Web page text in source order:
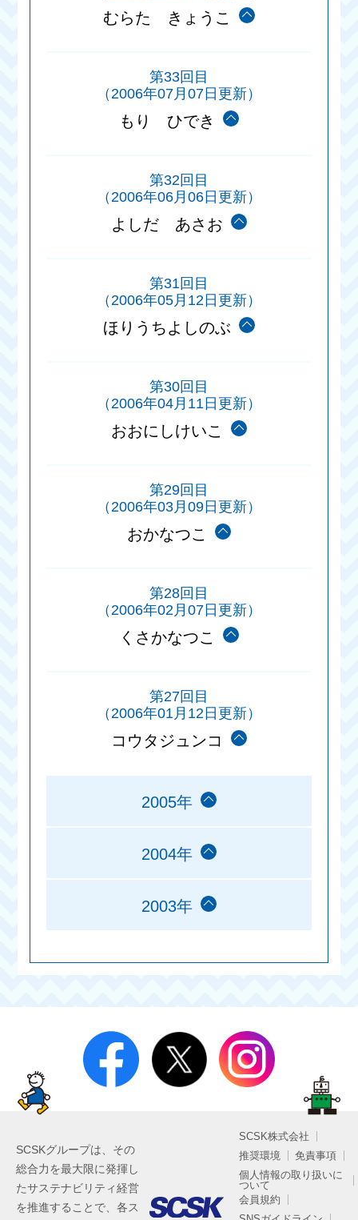
むらた きょうこ
第33回目
（2006年07月07日更新）
もり ひでき
第32回目
（2006年06月06日更新）
よしだ あさお
第31回目
（2006年05月12日更新）
ほりうちよしのぶ
第30回目
（2006年04月11日更新）
おおにしけいこ
第29回目
（2006年03月09日更新）
おかなつこ
第28回目
（2006年02月07日更新）
くさかなつこ
第27回目
（2006年01月12日更新）
コウタジュンコ
2005年
2004年
2003年
SCSKグループは、その
総合力を最大限に発揮し
たサステナビリティ経営
を推進することで、各ス
SCSK株式会社
推奨環境
免責事項
個人情報の取り扱いに
ついて
会員規約